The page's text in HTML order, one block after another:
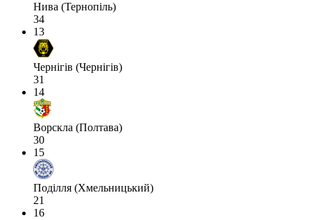
Нива (Тернопіль)
34
13
Чернігів (Чернігів)
31
14
Ворскла (Полтава)
30
15
Поділля (Хмельницький)
21
16